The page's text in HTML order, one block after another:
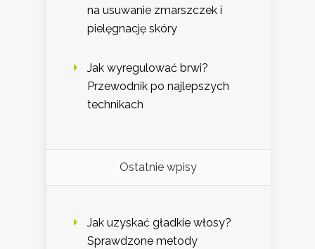
na usuwanie zmarszczek i
pielęgnację skóry
Jak wyregulować brwi?
Przewodnik po najlepszych
technikach
Ostatnie wpisy
Jak uzyskać gładkie włosy?
Sprawdzone metody